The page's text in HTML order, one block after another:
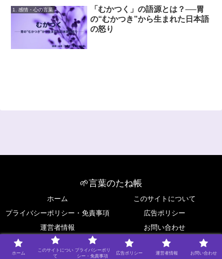
1. 感情・心の言葉
「むかつく」の語源とは？──胃
の“むかつき”から生まれた日本語
の怒り
🌱言葉のたね帳
ホーム
このサイトについて
プライバシーポリシー・免責事項
広告ポリシー
運営者情報
お問い合わせ
Copyright © 2025 🌱言葉のたね帳 All Rights Reserved.
ホーム
このサイトについ
て
プライバシーポリ
シー・免責事項
広告ポリシー 運営者情報 お問い合わせ